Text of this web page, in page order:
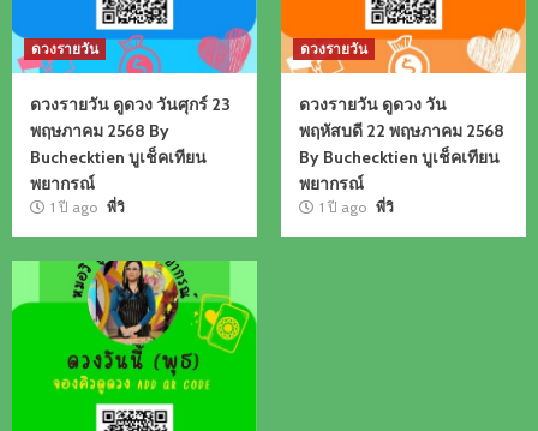
ดวงรายวัน
ดวงรายวัน ดูดวง วันศุกร์ 23
พฤษภาคม 2568 By
Buchecktien บูเช็คเทียน
พยากรณ์
1 ปี ago พี่วิ
ดวงรายวัน
ดวงรายวัน ดูดวง วัน
พฤหัสบดี 22 พฤษภาคม 2568
By Buchecktien บูเช็คเทียน
พยากรณ์
1 ปี ago พี่วิ